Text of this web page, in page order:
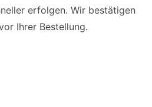
erfolgen. Wir bestätigen
Ihrer Bestellung.